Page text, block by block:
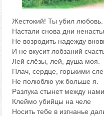
Жестокий! Ты убил любовь.
Настали снова дни
Не возродить надежду
И не вкусит лобзаний
Лей слёзы, лей, душа моя.
Плач, сердце, горькими
Не полюблю уж больше я.
Разлука стынет между нами.
Клеймо убийцы на челе
Носить тебе в изгнанье